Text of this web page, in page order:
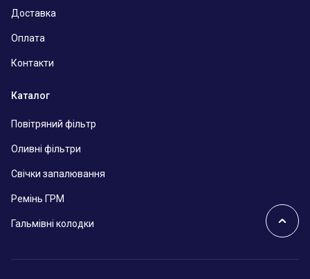
Доставка
Оплата
Контакти
Каталог
Повітряний фільтр
Оливні фільтри
Свічки запалювання
Ремінь ГРМ
Гальмівні колодки